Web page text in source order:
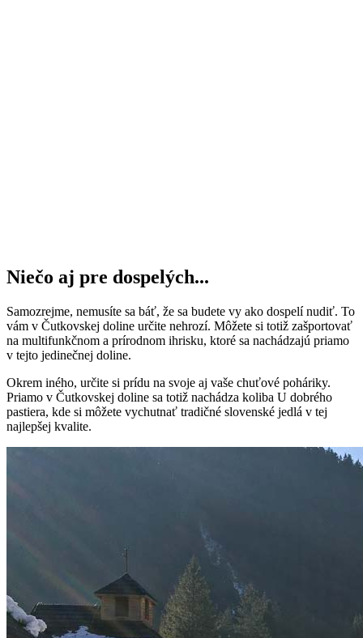
Niečo aj pre dospelých...
Samozrejme, nemusíte sa báť, že sa budete vy ako dospelí nudiť. To
vám v Čutkovskej doline určite nehrozí. Môžete si totiž zašportovať
na multifunkčnom a prírodnom ihrisku, ktoré sa nachádzajú priamo
v tejto jedinečnej doline.
Okrem iného, určite si prídu na svoje aj vaše chuťové poháriky.
Priamo v Čutkovskej doline sa totiž nachádza koliba U dobrého
pastiera, kde si môžete vychutnať tradičné slovenské jedlá v tej
najlepšej kvalite.